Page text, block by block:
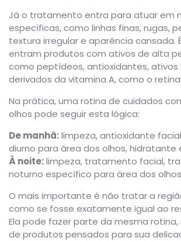
Já o tratamento entra para atuar em
específicas, como linhas finas, rugas,
textura irregular e aparência cansada.
entram produtos com ativos de alta
como peptídeos, antioxidantes,
derivados da vitamina A, como o
Na prática, uma rotina de cuidados
olhos pode seguir esta lógica:
De manhã:limpeza, antioxidante
diurno para área dos olhos, hidratante
À noite:limpeza, tratamento facial,
noturno específico para área dos
O mais importante é não tratar a
como se fosse exatamente igual ao
Ela pode fazer parte da mesma
de produtos pensados para sua